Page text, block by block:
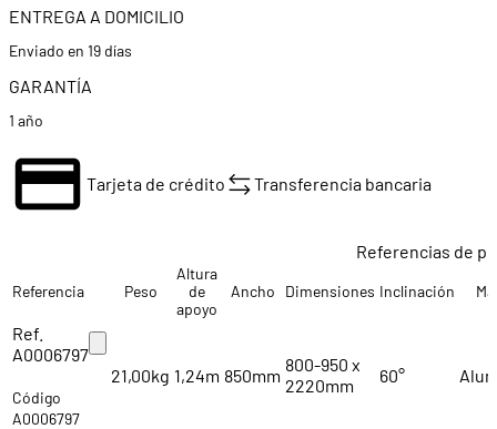
ENTREGA A DOMICILIO
Enviado en 19 días
GARANTÍA
1 año
Tarjeta de crédito Transferencia bancaria
Referencias de
Referencia Peso
Altura
de
apoyo
Ancho Dimensiones Inclinación
Ref.
A0006797
Código
A0006797
21,00kg 1,24m 850mm
800-950 x
2220mm
60°